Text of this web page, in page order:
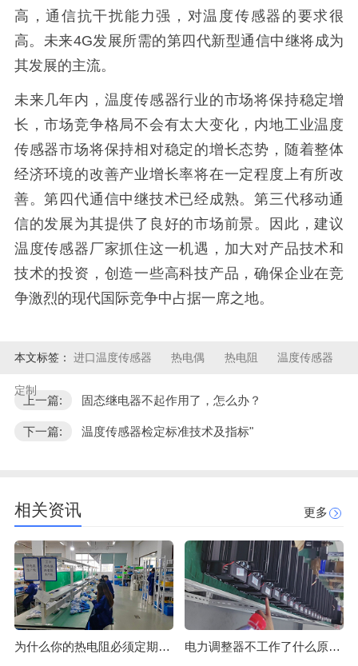
高，通信抗干扰能力强，对温度传感器的要求很
高。未来4G发展所需的第四代新型通信中继将成为
其发展的主流。
未来几年内，温度传感器行业的市场将保持稳定增
长，市场竞争格局不会有太大变化，内地工业温度
传感器市场将保持相对稳定的增长态势，随着整体
经济环境的改善产业增长率将在一定程度上有所改
善。第四代通信中继技术已经成熟。第三代移动通
信的发展为其提供了良好的市场前景。因此，建议
温度传感器厂家抓住这一机遇，加大对产品技术和
技术的投资，创造一些高科技产品，确保企业在竞
争激烈的现代国际竞争中占据一席之地。
本文标签： 进口温度传感器 热电偶 热电阻 温度传感器
定制
上一篇: 固态继电器不起作用了，怎么办？
下一篇: 温度传感器检定标准技术及指标"
相关资讯 更多
为什么你的热电阻必须定期校准？ 电力调整器不工作了什么原因？